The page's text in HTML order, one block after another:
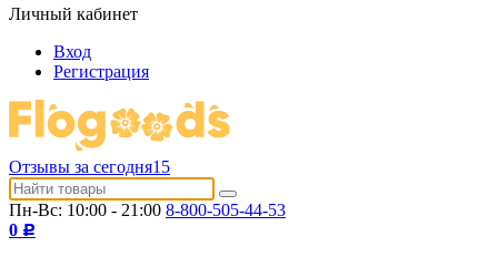
Личный кабинет
Вход
Регистрация
Отзывы за сегодня15
Пн-Вс: 10:00 - 21:00 8-800-505-44-53
0 Р